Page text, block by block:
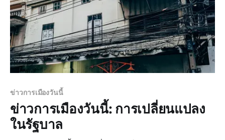
ข่าวการเมืองวันนี้
ข่าวการเมืองวันนี้: การเปลี่ยนแปลง
ในรัฐบาล